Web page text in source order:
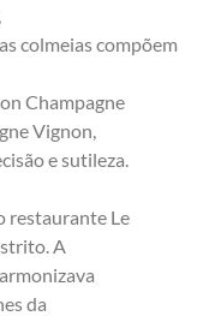
colmeias compõem
Champagne
Vignon,
e sutileza.
restaurante Le
A
da